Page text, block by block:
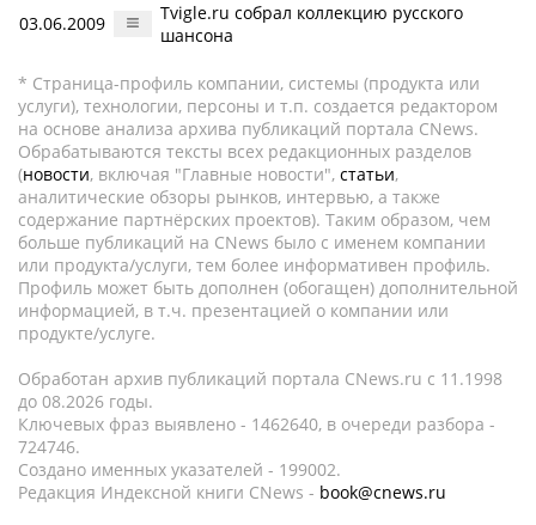
03.06.2009
Tvigle.ru собрал коллекцию русского
шансона
* Страница-профиль компании, системы (продукта или
услуги), технологии, персоны и т.п. создается редактором
на основе анализа архива публикаций портала CNews.
Обрабатываются тексты всех редакционных разделов
(новости, включая "Главные новости", статьи,
аналитические обзоры рынков, интервью, а также
содержание партнёрских проектов). Таким образом, чем
больше публикаций на CNews было с именем компании
или продукта/услуги, тем более информативен профиль.
Профиль может быть дополнен (обогащен) дополнительной
информацией, в т.ч. презентацией о компании или
продукте/услуге.
Обработан архив публикаций портала CNews.ru c 11.1998
до 08.2026 годы.
Ключевых фраз выявлено - 1462640, в очереди разбора -
724746.
Создано именных указателей - 199002.
Редакция Индексной книги CNews - book@cnews.ru